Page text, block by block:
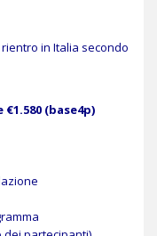
in Italia secondo
(base4p)